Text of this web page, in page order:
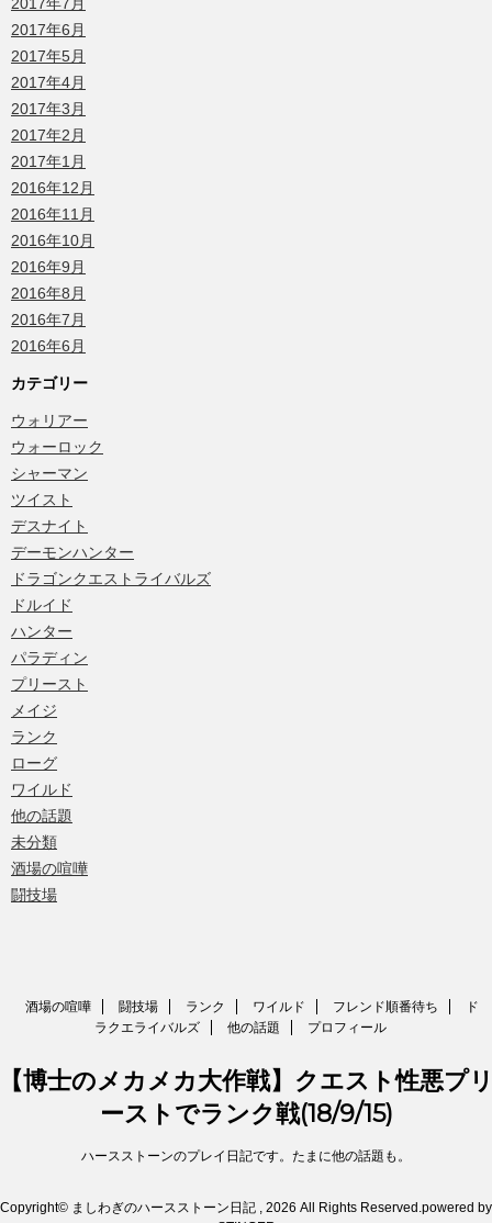
2017年7月
2017年6月
2017年5月
2017年4月
2017年3月
2017年2月
2017年1月
2016年12月
2016年11月
2016年10月
2016年9月
2016年8月
2016年7月
2016年6月
カテゴリー
ウォリアー
ウォーロック
シャーマン
ツイスト
デスナイト
デーモンハンター
ドラゴンクエストライバルズ
ドルイド
ハンター
パラディン
プリースト
メイジ
ランク
ローグ
ワイルド
他の話題
未分類
酒場の喧嘩
闘技場
酒場の喧嘩 闘技場 ランク ワイルド フレンド順番待ち
ド
ラクエライバルズ
他の話題 プロフィール
博士のメカメカ大作戦】クエスト性悪プ
ーストでランク戦(18/9/15)
ハースストーンのプレイ日記です。たまに他の話題も。
Copyright© ましわぎのハースストーン日記 , 2026 All Rights Reserved.powered by